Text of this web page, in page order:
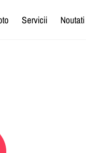
Servicii Noutati